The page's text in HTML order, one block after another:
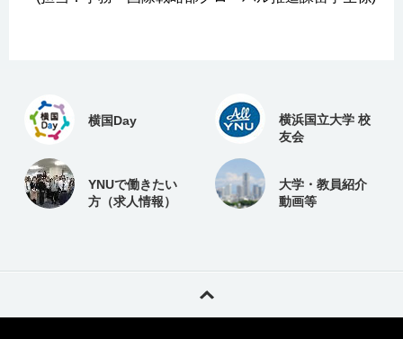
横国Day
横浜国立大学 校
友会
YNUで働きたい
方（求人情報）
大学・教員紹介
動画等